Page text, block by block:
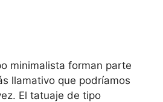
minimalista forman parte
llamativo que podríamos
El tatuaje de tipo